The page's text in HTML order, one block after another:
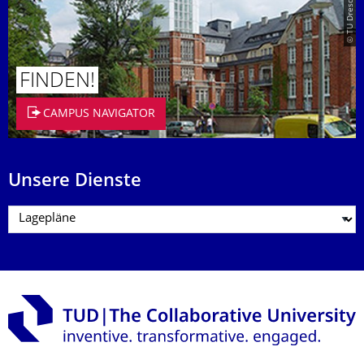
FINDEN!
CAMPUS NAVIGATOR
Unsere Dienste